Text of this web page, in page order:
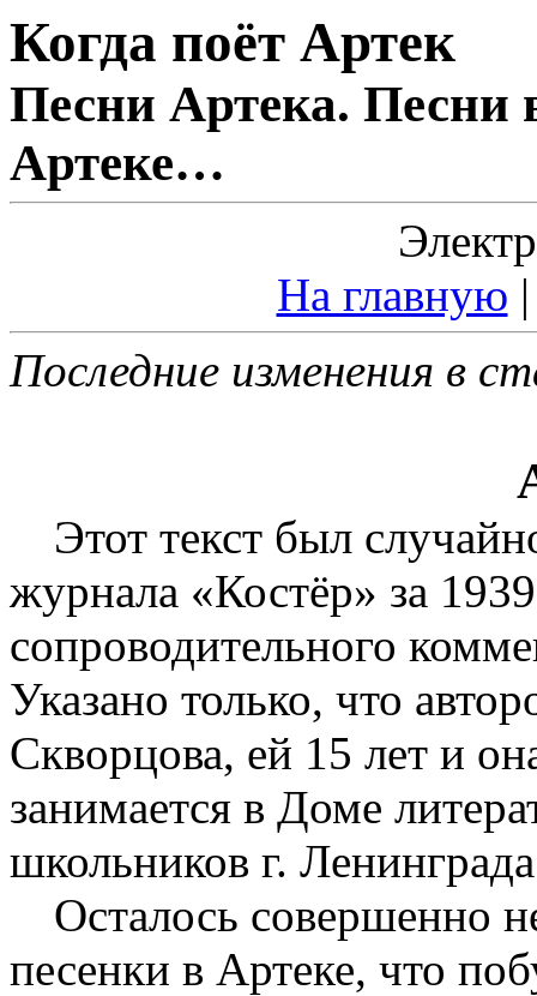
Когда поёт Артек
Песни Артека. Песни
Артеке…
На главную
Последние изменения в
Этот текст был
журнала «Костёр» за
сопроводительного
Указано только, что
Скворцова, ей 15 лет и
занимается в Доме
школьников г.
Осталось совершенно
песенки в Артеке, что